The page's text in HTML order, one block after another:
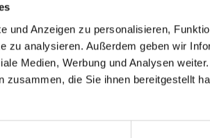
und Anzeigen zu personalisieren,
zu analysieren. Außerdem geben wir
Medien, Werbung und Analysen
zusammen, die Sie ihnen bereitgestellt
Feierliche Verabschiedung von